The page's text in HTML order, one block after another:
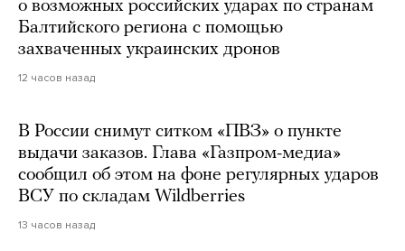
о возможных российских ударах по странам
Балтийского региона с помощью
захваченных украинских дронов
12 часов назад
В России снимут ситком «ПВЗ» о пункте
выдачи заказов. Глава «Газпром-медиа»
сообщил об этом на фоне регулярных ударов
ВСУ по складам Wildberries
13 часов назад